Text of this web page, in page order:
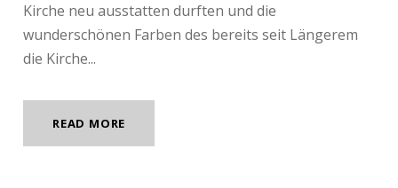
Kirche neu ausstatten durften und die
wunderschönen Farben des bereits seit Längerem
die Kirche...
READ MORE